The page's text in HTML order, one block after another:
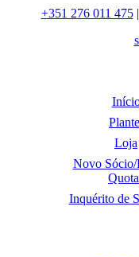
+351 276 011 475|
Loja
Novo Sócio/
Inquérito de